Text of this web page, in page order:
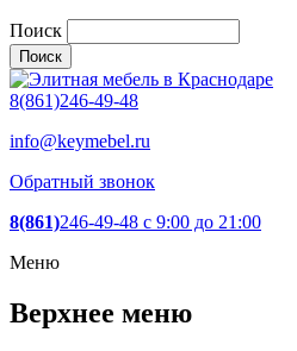
Поиск
8(861)246-49-48
info@keymebel.ru
Обратный звонок
8(861)246-49-48 c 9:00 до 21:00
Меню
Верхнее меню